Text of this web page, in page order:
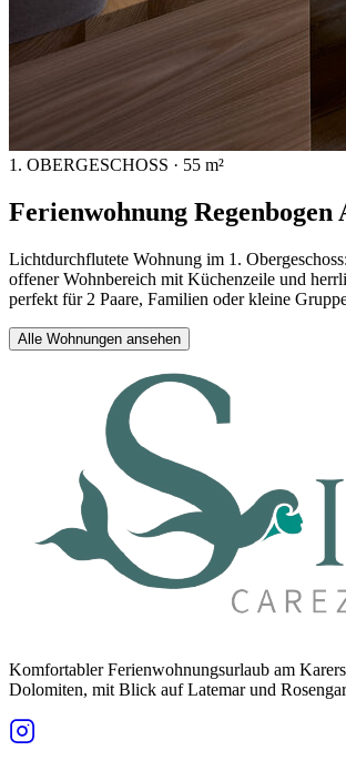
1. OBERGESCHOSS · 55 m²
Ferienwohnung Regenbogen
Lichtdurchflutete Wohnung im 1.
offener Wohnbereich mit Küchenzeile und
perfekt für 2 Paare, Familien oder kleine
Alle Wohnungen ansehen
Komfortabler Ferienwohnungsurlaub am
Dolomiten, mit Blick auf Latemar und